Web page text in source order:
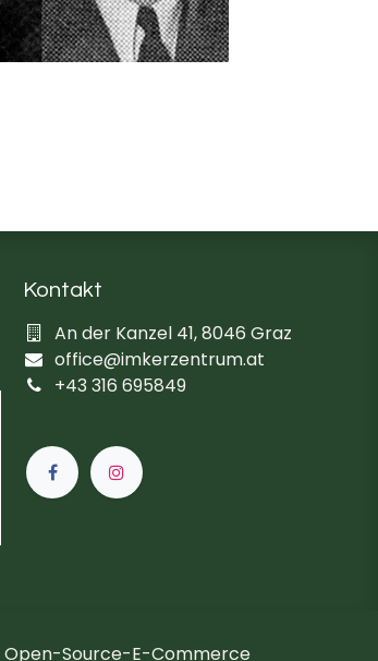
Kontakt
An der Kanzel 41, 8046 Graz
office@imkerzentrum.at
+43 316 695849
Open-Source-E-Commerce